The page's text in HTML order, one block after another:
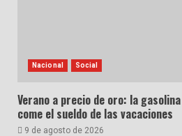
Nacional Social
Verano a precio de oro: la
come el sueldo de las vacaciones
9 de agosto de 2026